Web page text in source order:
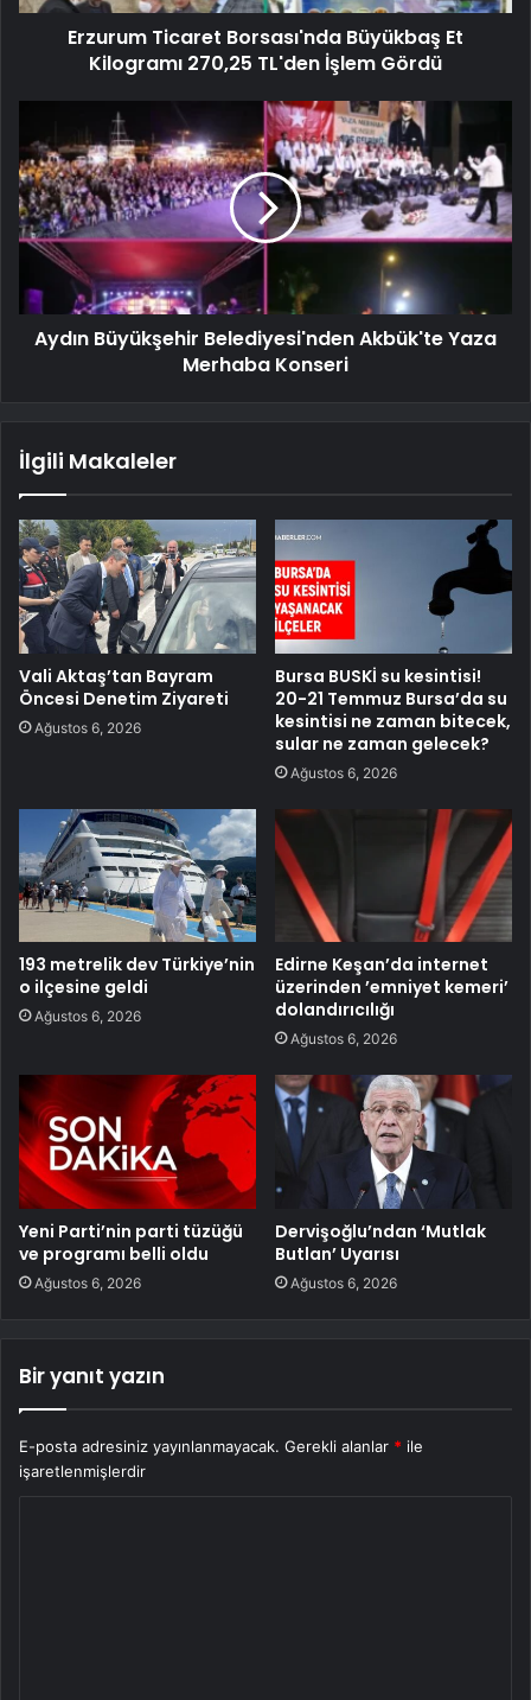
Erzurum Ticaret Borsası'nda Büyükbaş Et
Kilogramı 270,25 TL'den İşlem Gördü
Aydın Büyükşehir Belediyesi'nden Akbük'te Yaza
Merhaba Konseri
İlgili Makaleler
Vali Aktaş’tan Bayram
Öncesi Denetim Ziyareti
Ağustos 6, 2026
Bursa BUSKİ su kesintisi!
20-21 Temmuz Bursa’da su
kesintisi ne zaman bitecek,
sular ne zaman gelecek?
Ağustos 6, 2026
193 metrelik dev Türkiye’nin
o ilçesine geldi
Ağustos 6, 2026
Edirne Keşan’da internet
üzerinden ’emniyet kemeri’
dolandırıcılığı
Ağustos 6, 2026
Yeni Parti’nin parti tüzüğü
ve programı belli oldu
Ağustos 6, 2026
Dervişoğlu’ndan ‘Mutlak
Butlan’ Uyarısı
Ağustos 6, 2026
Bir yanıt yazın
E-posta adresiniz yayınlanmayacak. Gerekli alanlar * ile
işaretlenmişlerdir